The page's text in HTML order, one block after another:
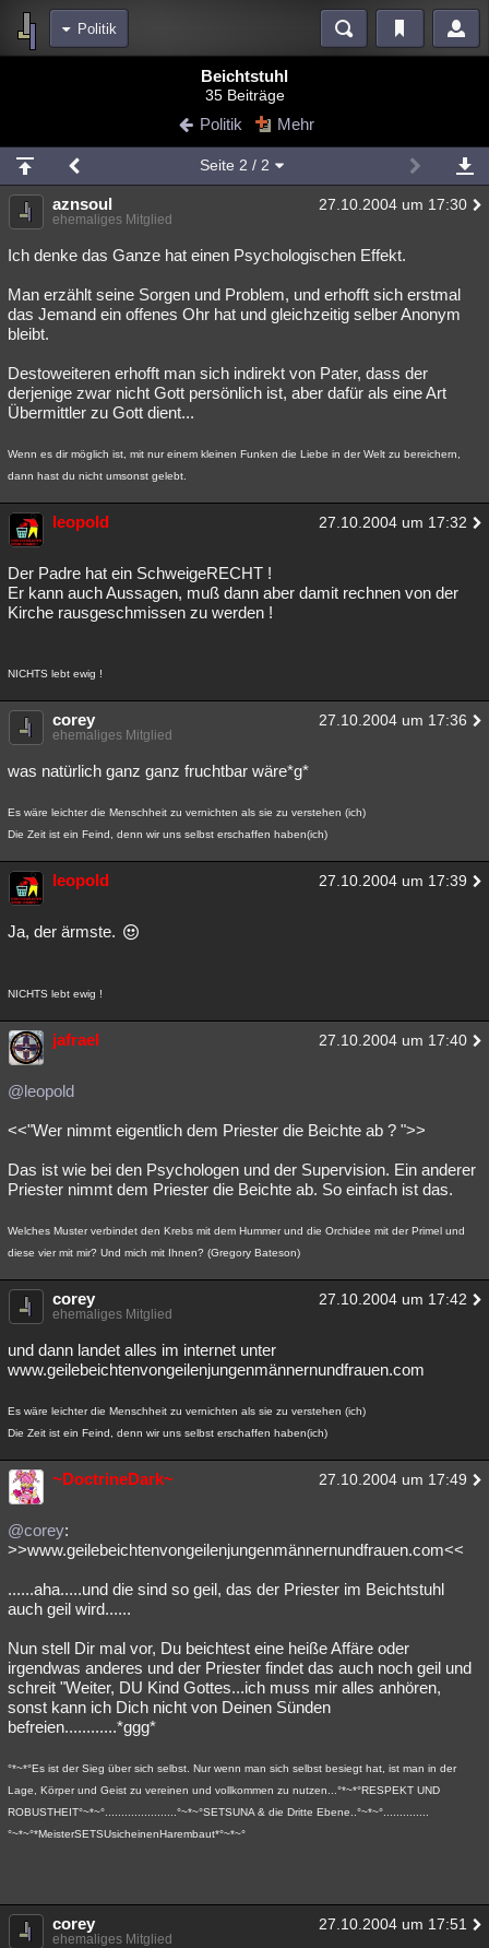
Politik
Blogs
Chat Wiki Neuigkeiten
meine Rubriken
Menschen Mystery Kriminalfälle
Spiritualität Verschwörungen Technologie Ufologie
Natur Umfragen Unterhaltung
weitere Rubriken
Astronomie Helpdesk Gruppen Gaming Filme
Musik Clash Verbesserungen Allmystery English
Übersichten
Besucht Teilgenommen Geschlossen
Beichtstuhl
35 Beiträge
Politik Mehr
Seite 2 / 2
aznsoul 27.10.2004 um 17:30
ehemaliges Mitglied
Ich denke das Ganze hat einen Psychologischen Effekt.
Man erzählt seine Sorgen und Problem, und erhofft sich erstmal
das Jemand ein offenes Ohr hat und gleichzeitig selber Anonym
bleibt.
Destoweiteren erhofft man sich indirekt von Pater, dass der
derjenige zwar nicht Gott persönlich ist, aber dafür als eine Art
Übermittler zu Gott dient...
Wenn es dir möglich ist, mit nur einem kleinen Funken die Liebe in der Welt zu bereichern,
dann hast du nicht umsonst gelebt.
leopold 27.10.2004 um 17:32
Der Padre hat ein SchweigeRECHT !
Er kann auch Aussagen, muß dann aber damit rechnen von der
Kirche rausgeschmissen zu werden !
NICHTS lebt ewig !
corey 27.10.2004 um 17:36
ehemaliges Mitglied
was natürlich ganz ganz fruchtbar wäre*g*
Es wäre leichter die Menschheit zu vernichten als sie zu verstehen (ich)
Die Zeit ist ein Feind, denn wir uns selbst erschaffen haben(ich)
leopold 27.10.2004 um 17:39
Ja, der ärmste.
NICHTS lebt ewig !
jafrael 27.10.2004 um 17:40
@leopold
<<"Wer nimmt eigentlich dem Priester die Beichte ab ? ">>
Das ist wie bei den Psychologen und der Supervision. Ein anderer
Priester nimmt dem Priester die Beichte ab. So einfach ist das.
Welches Muster verbindet den Krebs mit dem Hummer und die Orchidee mit der Primel und
diese vier mit mir? Und mich mit Ihnen? (Gregory Bateson)
corey 27.10.2004 um 17:42
ehemaliges Mitglied
und dann landet alles im internet unter
www.geilebeichtenvongeilenjungenmännernundfrauen.com
Es wäre leichter die Menschheit zu vernichten als sie zu verstehen (ich)
Die Zeit ist ein Feind, denn wir uns selbst erschaffen haben(ich)
~DoctrineDark~ 27.10.2004 um 17:49
@corey:
>>www.geilebeichtenvongeilenjungenmännernundfrauen.com<<
......aha.....und die sind so geil, das der Priester im Beichtstuhl
auch geil wird......
Nun stell Dir mal vor, Du beichtest eine heiße Affäre oder
irgendwas anderes und der Priester findet das auch noch geil und
schreit "Weiter, DU Kind Gottes...ich muss mir alles anhören,
sonst kann ich Dich nicht von Deinen Sünden
befreien............*ggg*
°*~*°Es ist der Sieg über sich selbst. Nur wenn man sich selbst besiegt hat, ist man in der
Lage, Körper und Geist zu vereinen und vollkommen zu nutzen...°*~*°RESPEKT UND
ROBUSTHEIT°~*~°......................°~*~°SETSUNA & die Dritte Ebene..°~*~°..............
°~*~°*MeisterSETSUsicheinenHarembaut*°~*~°
corey 27.10.2004 um 17:51
ehemaliges Mitglied